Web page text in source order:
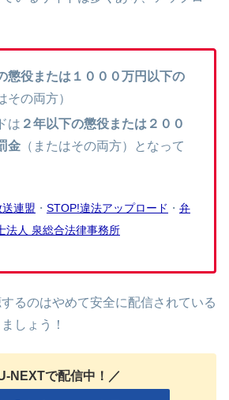
懲役または１０００万円以下の
その両方）
は ２年以下の懲役または２００
金 （またはその両方）となって
連盟 ・ STOP!違法アップロード ・ 弁
法人 泉総合法律事務所
るのはやめて安全に配信されている
しょう！
NEXTで配信中！／